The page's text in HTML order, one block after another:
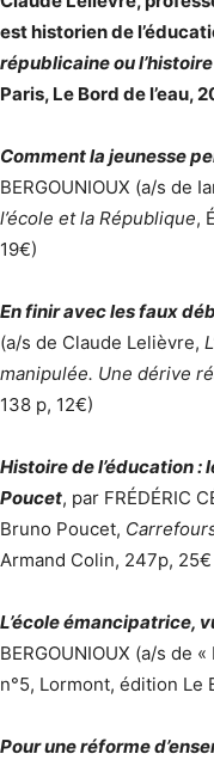
est historien de
républicaine ou
Paris, Le Bord de l’eau,
Comment la jeunesse
BERGOUNIOUX (a/s de
l’école et la République,
19€)
En finir avec les faux
(a/s de Claude Lelièvre,
manipulée. Une dérive
138 p, 12€)
Histoire de l’éducation :
Poucet, par FRÉDÉRIC
Bruno Poucet,
Armand Colin, 247p, 25€
L’école émancipatrice,
BERGOUNIOUX (a/s de
n°5, Lormont, édition Le
Pour une réforme